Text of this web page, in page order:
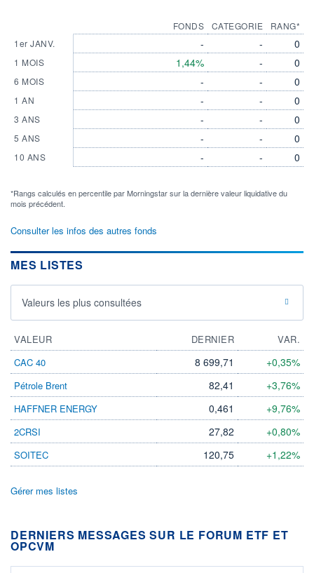
1er JANV.
1 MOIS
6 MOIS
1 AN
3 ANS
5 ANS
10 ANS
FONDS
-
1,44%
-
-
-
-
-
CATEGORIE
-
-
-
-
-
-
-
RANG*
0
0
0
0
0
0
0
*Rangs calculés en percentile par Morningstar sur la dernière valeur liquidative du
mois précédent.
Consulter les infos des autres fonds
MES LISTES
Valeurs les plus consultées
VALEUR DERNIER
VAR.
CAC 40
8 699,71 +0,35%
Pétrole Brent 82,41 +3,76%
HAFFNER ENERGY 0,461 +9,76%
2CRSI 27,82 +0,80%
SOITEC 120,75 +1,22%
Gérer mes listes
DERNIERS MESSAGES SUR LE FORUM ETF ET
OPCVM